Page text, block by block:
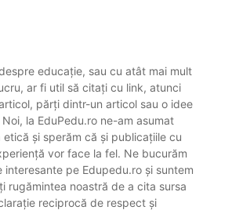
educație, sau cu atât mai mult
ar fi util să citați cu link, atunci
părți dintr-un articol sau o idee
la EduPedu.ro ne-am asumat
și sperăm că și publicațiile cu
vor face la fel. Ne bucurăm
pe Edupedu.ro și suntem
rugămintea noastră de a cita sursa
reciprocă de respect și